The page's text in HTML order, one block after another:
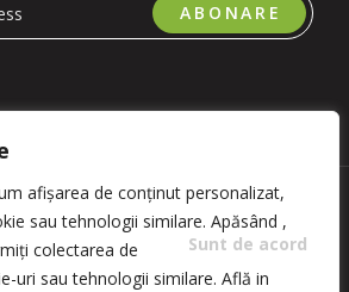
afișarea de conținut personalizat,
sau tehnologii similare. Apăsând
Sunt de acord
,
colectarea de
uri sau tehnologii similare. Află in
ABONARE
SA. Realizat de Simplio
Software